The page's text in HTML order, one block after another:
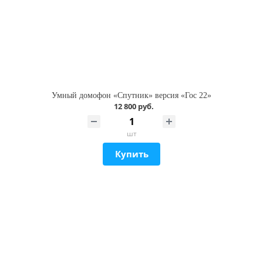
Умный домофон «Спутник» версия «Гос 22»
12 800 руб.
шт
Купить